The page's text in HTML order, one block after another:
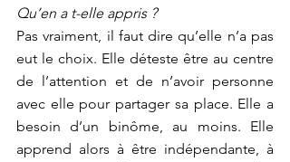
Qu’en a t-elle appris ?
Pas vraiment, il faut dire qu’elle n’a pas
eut le choix. Elle déteste être au centre
de l’attention et de n’avoir personne
avec elle pour partager sa place. Elle a
besoin d’un binôme, au moins. Elle
apprend alors à être indépendante, à